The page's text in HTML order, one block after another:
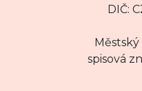
DIČ:
Městský
spisová